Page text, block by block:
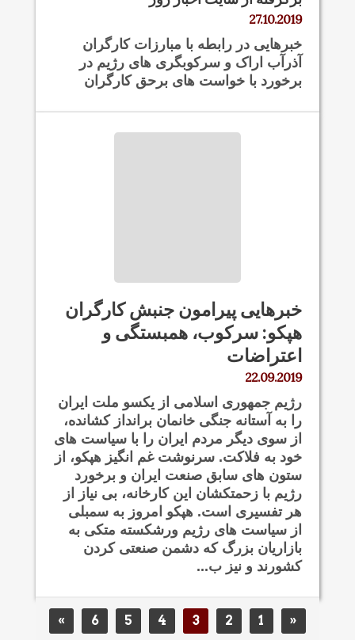
27.10.2019
خبرهایی در رابطه با مبارزات کارگران
آذرآب اراک و سرکوبگری های رژیم در
برخورد با خواست های برحق کارگران
خبرهایی پیرامون جنبش کارگران
هپکو: سرکوب، همبستگی و
اعتراضات
22.09.2019
رژیم جمهوری اسلامی از یکسو ملت ایران
را به آستانه جنگی خانمان برانداز کشانده،
از سوی دیگر مردم ایران را با سیاست های
خود به فلاکت. سرنوشت غم انگیز هپکو، از
ستون های سابق صنعت ایران و برخورد
رژیم با زحمتکشان این کارخانه، بی نیاز از
هر تفسیری است. هپکو امروز به سمبلی
از سیاست های رژیم ورشکسته متکی به
بازاریان بزرگ که دشمن صنعتی کردن
کشورند و نیز ب...
«
1
2
3
4
5
6
»